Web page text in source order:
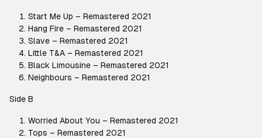
Start Me Up – Remastered 2021
Hang Fire – Remastered 2021
Slave – Remastered 2021
Little T&A – Remastered 2021
Black Limousine – Remastered 2021
Neighbours – Remastered 2021
Side B
Worried About You – Remastered 2021
Tops – Remastered 2021